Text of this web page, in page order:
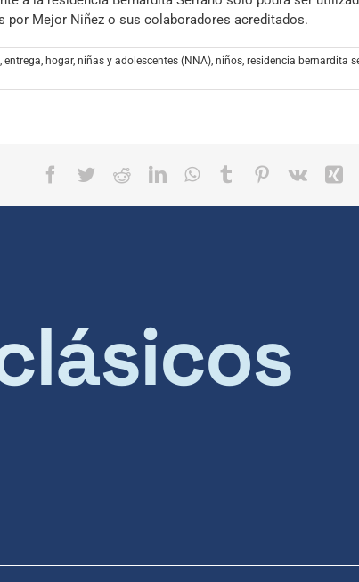
o
el
por Mejor Niñez o sus colaboradores acreditados.
, entrega, hogar, niñas y adolescentes (NNA), niños, residencia bernardita
Facebook
TwitterRedditLinkedInWhatsApp
TumblrPinterest
Vk